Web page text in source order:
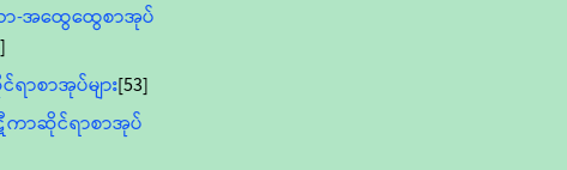
ာ-အထွေထွေစာအုပ်
ရာစာအုပ်များ[53]
ာဆိုင်ရာစာအုပ်